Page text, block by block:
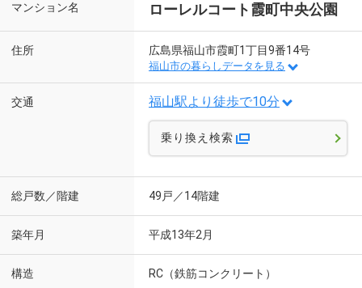
マンション名 ローレルコート霞町中央公園
住所 広島県福山市霞町1丁目9番14号
福山市の暮らしデータを見る
交通 福山駅より徒歩で10分
乗り換え検索
総戸数／階建 49戸／14階建
築年月 平成13年2月
構造 RC（鉄筋コンクリート）